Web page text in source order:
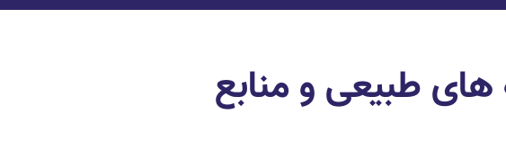
های طبیعی و منابع